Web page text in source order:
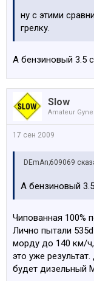
ну с этими
грелку.
А бензиновый 3.5
Slow
Amateur
17 сен 2009
DEmAn;609069
А бензиновый
Чипованная 100%
Лично пытали
морду до 140 км/
это уже
будет дизельный